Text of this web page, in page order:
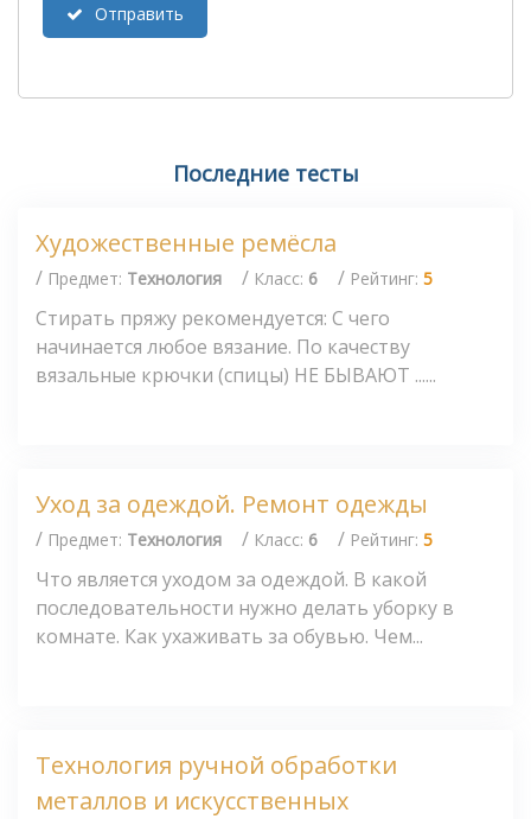
Отправить
Последние тесты
Художественные ремёсла
/ Предмет: Технология / Класс: 6 / Рейтинг: 5
Стирать пряжу рекомендуется: С чего
начинается любое вязание. По качеству
вязальные крючки (спицы) НЕ БЫВАЮТ ......
Уход за одеждой. Ремонт одежды
/ Предмет: Технология / Класс: 6 / Рейтинг: 5
Что является уходом за одеждой. В какой
последовательности нужно делать уборку в
комнате. Как ухаживать за обувью. Чем...
Технология ручной обработки
металлов и искусственных